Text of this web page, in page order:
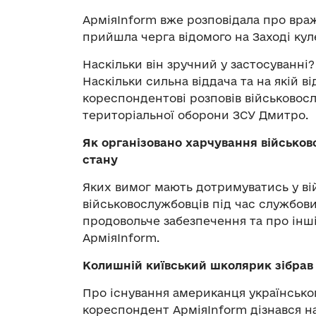
АрміяInform вже розповідала про
прийшла черга відомого на Заході
Наскільки він зручний у
Наскільки сильна віддача та на якій
кореспондентові розповів
територіальної оборони ЗСУ Дмитро.
Як організовано харчування
стану
Яких вимог мають дотримуватись у
військовослужбовців під час
продовольче забезпечення та про
АрміяInform.
Колишній київський школярик
Про існування американця
кореспондент АрміяInform дізнався